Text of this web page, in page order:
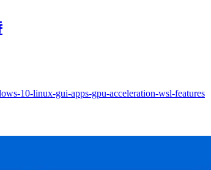
10-linux-gui-apps-gpu-acceleration-wsl-features